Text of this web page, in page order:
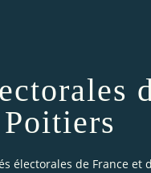
Poitiers
électorales de France et